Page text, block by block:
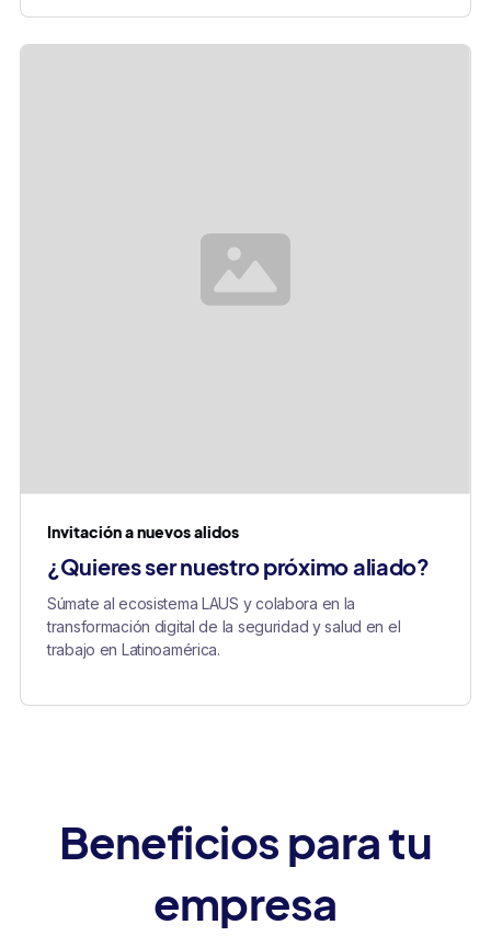
Invitación a nuevos alidos
¿Quieres ser nuestro próximo aliado?
Súmate al ecosistema LAUS y colabora en la
transformación digital de la seguridad y salud en el
trabajo en Latinoamérica.
Beneficios para tu
empresa